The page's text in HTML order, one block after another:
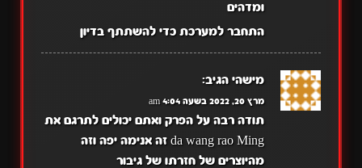
ומדהים
התחבר למערכת כדי להשתתף בדיון
מישהי הגיב:
מרץ 20, 2022 בשעה 4:04 am
תודה רבה על הפרק ואתם יכולים לתרגם את
da wang rao Ming זה אנימה יפה וזה
מהיוצרים של חזרתו של גיבור